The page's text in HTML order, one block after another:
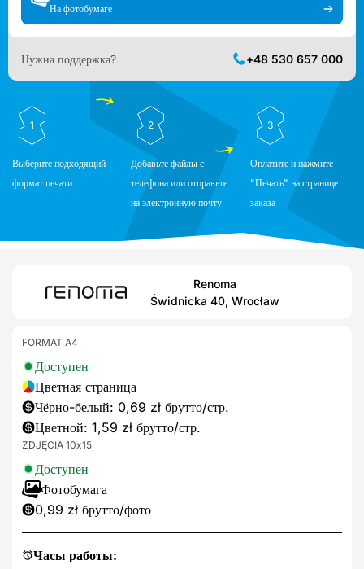
На фотобумаге
Нужна поддержка? +48 530 657 000
1
Выберите подходящий
формат печати
2
Добавьте файлы с
телефона или отправьте
на электронную почту
3
Оплатите и нажмите
"Печать" на странице
заказа
Renoma
Świdnicka 40, Wrocław
Часы работы:
FORMAT A4
Доступен
Цветная страница
Чёрно-белый: 0,69 zł брутто/стр.
Цветной: 1,59 zł брутто/стр.
ZDJĘCIA 10x15
Доступен
Фотобумага
0,99 zł брутто/фото